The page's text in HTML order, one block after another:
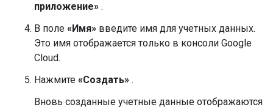
приложение» .
В поле «Имя» введите имя для учетных данных.
Это имя отображается только в консоли Google
Cloud.
Нажмите «Создать» .
Вновь созданные учетные данные отображаются